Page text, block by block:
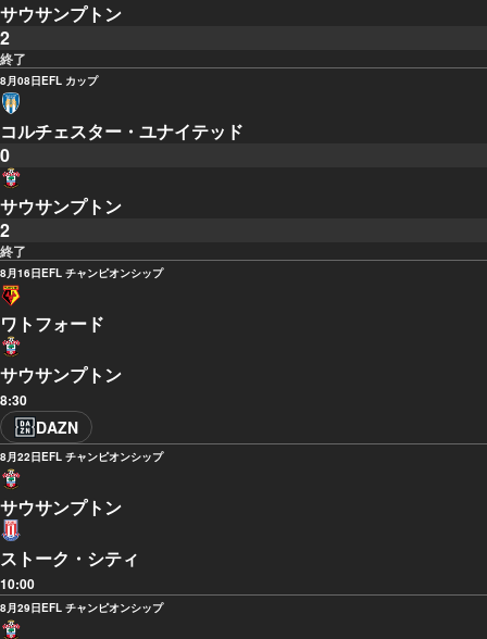
サウサンプトン
2
終了
8月08日EFL カップ
コルチェスター・ユナイテッド
0
サウサンプトン
2
終了
8月16日EFL チャンピオンシップ
ワトフォード
サウサンプトン
8:30
DAZN
8月22日EFL チャンピオンシップ
サウサンプトン
ストーク・シティ
10:00
8月29日EFL チャンピオンシップ